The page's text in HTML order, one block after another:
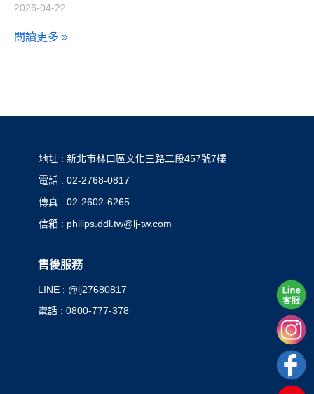
2026-04-22
閱讀更多 »
地址 : 新北市林口區文化三路二段457號7樓
電話 : 02-2768-0817
傳真 : 02-2602-6265
信箱 : philips.ddl.tw@lj-tw.com
售後服務
LINE : @lj27680817
電話 : 0800-777-378